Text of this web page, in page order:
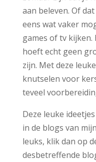
aan beleven. Of
eens wat vaker
games of tv
hoeft echt geen
zijn. Met deze
knutselen voor
teveel
Deze leuke
in de blogs van
leuks, klik dan op
desbetreffende